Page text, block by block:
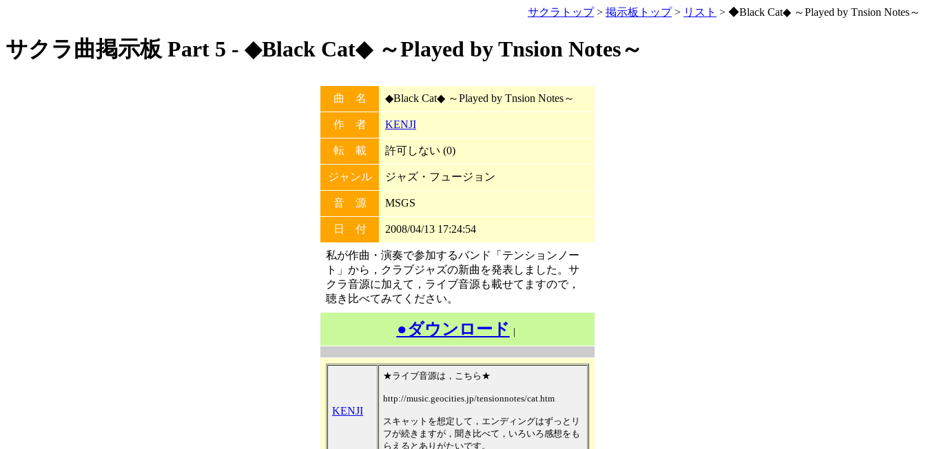
サクラトップ> 掲示板トップ> リスト > ◆Black Cat◆ ～Played by Tnsion Notes～
サクラ曲掲示板 Part 5 - ◆Black Cat◆ ～Played by Tnsion Notes～
曲 名 ◆Black Cat◆ ～Played by Tnsion Notes～
作 者 KENJI
転 載 許可しない (0)
ジャンル ジャズ・フュージョン
音 源 MSGS
日 付 2008/04/13 17:24:54
私が作曲・演奏で参加するバンド「テンションノー
ト」から，クラブジャズの新曲を発表しました。サ
クラ音源に加えて，ライブ音源も載せてますので，
聴き比べてみてください。
●ダウンロード ｜
KENJI
★ライブ音源は，こちら★
http://music.geocities.jp/tensionnotes/cat.htm
スキャットを想定して，エンディングはずっとリ
フが続きますが，聞き比べて，いろいろ感想をも
らえるとありがたいです。